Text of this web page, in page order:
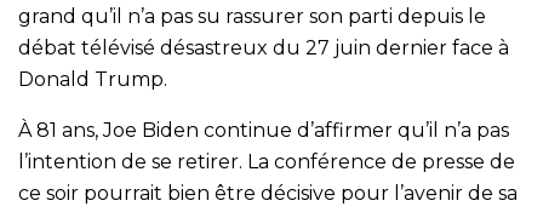
grand qu’il n’a pas su rassurer son parti depuis le
débat télévisé désastreux du 27 juin dernier face à
Donald Trump.
À 81 ans, Joe Biden continue d’affirmer qu’il n’a pas
l’intention de se retirer. La conférence de presse de
ce soir pourrait bien être décisive pour l’avenir de sa